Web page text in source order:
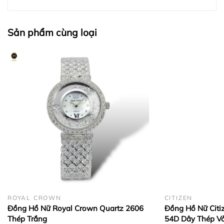
HWATCH Chuyên Nhập khẩu Và Phân Phối Các Loại
Đồng Hồ Chính Hãng
Hwatch Chuyên Nhập khẩu Và Phân Phối Các Loại
Đồng Hồ Chính Hãng
Sản phẩm cùng loại
ROYAL CROWN
Đồng Hồ Nữ Royal Crown Quartz 2606
Thép Trắng
CITIZEN
Đồng Hồ Nữ
54D Dây Thép